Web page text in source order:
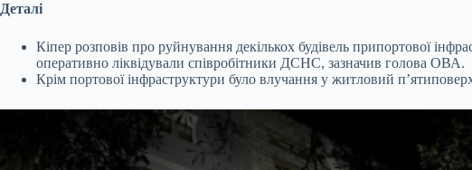
Деталі
Кіпер розповів про руйнування декількох будівель припортової
оперативно ліквідували співробітники ДСНС, зазначив голова ОВА.
Крім портової інфраструктури було влучання у житловий